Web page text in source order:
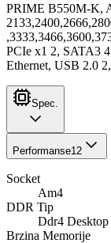
PRIME B550M-K,
PCIe x1 2, SATA3
Ethernet, USB 2.0
Spec.
Performanse12
Socket
Am4
DDR Tip
Ddr4 Desktop
Brzina Memorije